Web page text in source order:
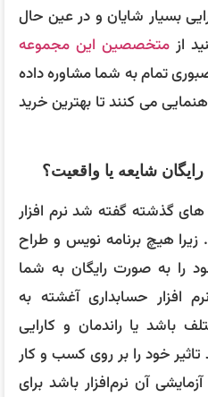
بسیار شایان و در عین حال
از متخصصین این مجموعه
تمام به شما مشاوره داده
می کنند تا بهترین خرید
شایعه یا واقعیت؟
گذشته گفته شد نرم افزار
زیرا هیچ برنامه نویس و طراح
را به صورت رایگان به شما
افزار حسابداری آغشته به
باشد یا راندمان و کارایی
خود را بر روی کسب و کار
آن نرم‌افزار باشد برای